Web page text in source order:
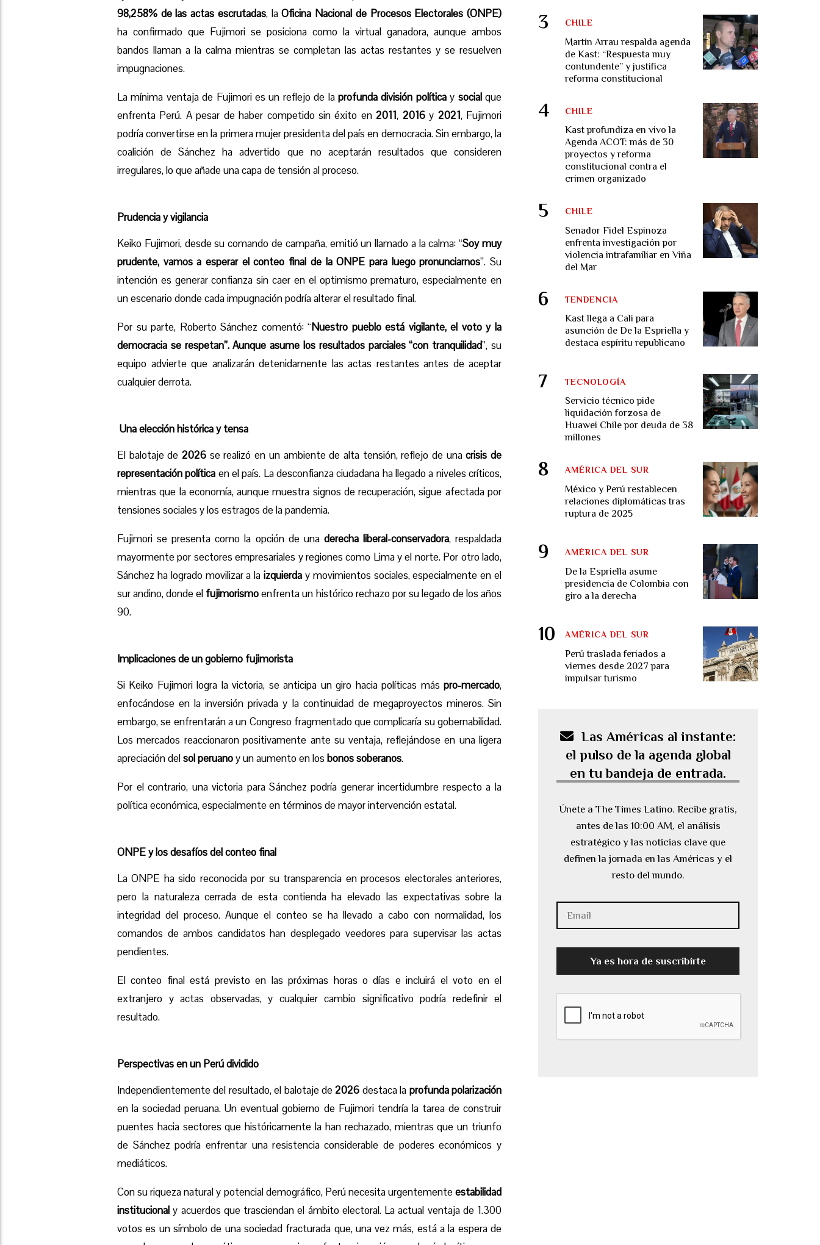
98,258% de las actas escrutadas, laOficina Nacional de Procesos Electorales (ONPE)
ha confirmado que Fujimori se posiciona como la virtual ganadora, aunque ambos
bandos llaman a la calma mientras se completan las actas restantes y se resuelven
impugnaciones.
La mínima ventaja de Fujimori es un reflejo de la profunda división políticay socialque
enfrenta Perú. A pesar de haber competido sin éxito en2011, 2016y 2021, Fujimori
podría convertirse en la primera mujer presidenta del país en democracia. Sin embargo, la
coalición de Sánchez ha advertido que no aceptarán resultados que consideren
irregulares, lo que añade una capa de tensión al proceso.
Prudencia y vigilancia
Keiko Fujimori, desde su comando de campaña, emitió un llamado a la calma: “Soy muy
prudente, vamos a esperar el conteo final de la ONPE para luego pronunciarnos”. Su
intención es generar confianza sin caer en el optimismo prematuro, especialmente en
un escenario donde cada impugnación podría alterar el resultado final.
Por su parte, Roberto Sánchez comentó: “Nuestro pueblo está vigilante, el voto y la
democracia se respetan”. Aunque asume los resultados parciales “con tranquilidad”, su
equipo advierte que analizarán detenidamente las actas restantes antes de aceptar
cualquier derrota.
Una elección histórica y tensa
El balotaje de2026 se realizó en un ambiente de alta tensión, reflejo de unacrisis de
representación política en el país. La desconfianza ciudadana ha llegado a niveles críticos,
mientras que la economía, aunque muestra signos de recuperación, sigue afectada por
tensiones sociales y los estragos de la pandemia.
Fujimori se presenta como la opción de una derecha liberal-conservadora, respaldada
mayormente por sectores empresariales y regiones como Lima y el norte. Por otro lado,
Sánchez ha logrado movilizar a la izquierda y movimientos sociales, especialmente en el
sur andino, donde el fujimorismoenfrenta un histórico rechazo por su legado de los años
90.
Implicaciones de un gobierno fujimorista
Si Keiko Fujimori logra la victoria, se anticipa un giro hacia políticas más pro-mercado,
enfocándose en la inversión privada y la continuidad de megaproyectos mineros. Sin
embargo, se enfrentarán a un Congreso fragmentado que complicaría su gobernabilidad.
Los mercados reaccionaron positivamente ante su ventaja, reflejándose en una ligera
apreciación delsol peruanoy un aumento en los bonos soberanos.
Por el contrario, una victoria para Sánchez podría generar incertidumbre respecto a la
política económica, especialmente en términos de mayor intervención estatal.
ONPE y los desafíos del conteo final
La ONPE ha sido reconocida por su transparencia en procesos electorales anteriores,
pero la naturaleza cerrada de esta contienda ha elevado las expectativas sobre la
integridad del proceso. Aunque el conteo se ha llevado a cabo con normalidad, los
comandos de ambos candidatos han desplegado veedores para supervisar las actas
pendientes.
El conteo final está previsto en las próximas horas o días e incluirá el voto en el
extranjero y actas observadas, y cualquier cambio significativo podría redefinir el
resultado.
Perspectivas en un Perú dividido
Independientemente del resultado, el balotaje de2026 destaca la profunda polarización
en la sociedad peruana. Un eventual gobierno de Fujimori tendría la tarea de construir
puentes hacia sectores que históricamente la han rechazado, mientras que un triunfo
de Sánchez podría enfrentar una resistencia considerable de poderes económicos y
mediáticos.
Con su riqueza natural y potencial demográfico, Perú necesita urgentementeestabilidad
institucional y acuerdos que trasciendan el ámbito electoral. La actual ventaja de 1.300
votos es un símbolo de una sociedad fracturada que, una vez más, está a la espera de
Martín Arrau respalda agenda
de Kast: “Respuesta muy
contundente” y justifica
reforma constitucional
CHILE
Kast profundiza en vivo la
Agenda ACOT: más de 30
proyectos y reforma
constitucional contra el
crimen organizado
CHILE
Senador Fidel Espinoza
enfrenta investigación por
violencia intrafamiliar en Viña
del Mar
CHILE
Kast llega a Cali para
asunción de De la Espriella y
destaca espíritu republicano
TENDENCIA
Servicio técnico pide
liquidación forzosa de
Huawei Chile por deuda de 38
millones
TECNOLOGÍA
México y Perú restablecen
relaciones diplomáticas tras
ruptura de 2025
AMÉRICA DEL SUR
De la Espriella asume
presidencia de Colombia con
giro a la derecha
AMÉRICA DEL SUR
Perú traslada feriados a
viernes desde 2027 para
impulsar turismo
AMÉRICA DEL SUR
Las Américas al instante:
el pulso de la agenda global
en tu bandeja de entrada.
Únete a The Times Latino. Recibe gratis,
antes de las 10:00 AM, el análisis
estratégico y las noticias clave que
definen la jornada en las Américas y el
resto del mundo.
Ya es hora de suscribirte